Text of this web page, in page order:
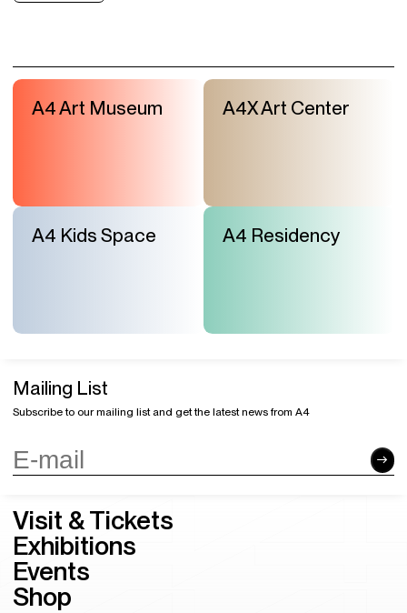
A4 Art Museum A4X Art Center
A4 Kids Space A4 Residency
Mailing List
Subscribe to our mailing list and get the latest news from A4
Visit & Tickets
Exhibitions
Events
Shop